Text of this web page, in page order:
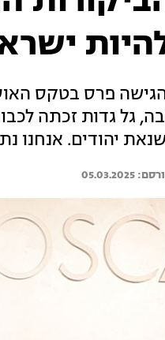
פרס בטקס
גל גדות זכתה
יהודים. אנחנו
05.03.2025